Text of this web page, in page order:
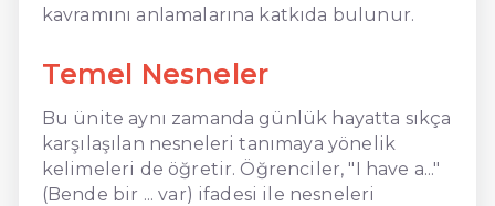
kavramını anlamalarına katkıda bulunur.
Temel Nesneler
Bu ünite aynı zamanda günlük hayatta sıkça
karşılaşılan nesneleri tanımaya yönelik
kelimeleri de öğretir. Öğrenciler, "I have a..."
(Bende bir ... var) ifadesi ile nesneleri